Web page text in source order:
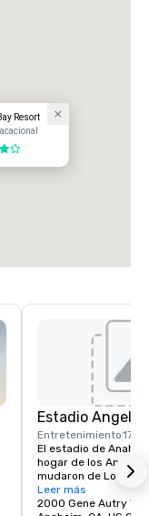
Resort
Estadio Angel
Entretenimiento17 mi
El estadio de
hogar de los Angels
mudaron de Los
temporada de 1965.
puertas el 9 de abril
Leer más
2000 Gene Autry